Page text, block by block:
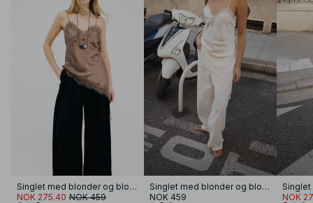
Singlet med blonder og blondekant
NOK 275.40 NOK 459
Singlet med blonder og blondekant
NOK 459
NOK